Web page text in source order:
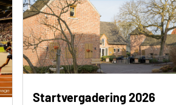
Startvergadering 2026